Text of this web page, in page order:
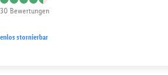
30 Bewertungen
stornierbar